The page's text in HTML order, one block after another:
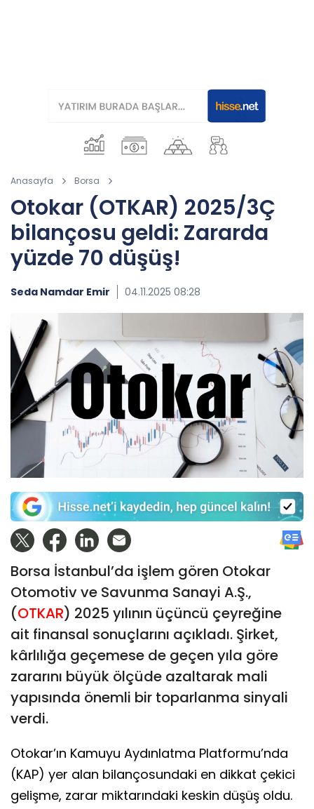
Anasayfa Borsa
Otokar (OTKAR) 2025/3Ç
bilançosu geldi: Zararda
yüzde 70 düşüş!
Seda Namdar Emir 04.11.2025 08:28
Borsa İstanbul’da işlem gören Otokar
Otomotiv ve Savunma Sanayi A.Ş.,
(OTKAR) 2025 yılının üçüncü çeyreğine
ait finansal sonuçlarını açıkladı. Şirket,
kârlılığa geçemese de geçen yıla göre
zararını büyük ölçüde azaltarak mali
yapısında önemli bir toparlanma sinyali
verdi.
Otokar’ın Kamuyu Aydınlatma Platformu’nda
(KAP) yer alan bilançosundaki en dikkat çekici
gelişme, zarar miktarındaki keskin düşüş oldu.